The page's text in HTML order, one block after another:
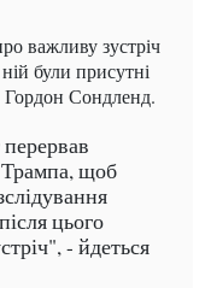
важливу зустріч
були присутні
Сондленд.
щоб
цього
- йдеться